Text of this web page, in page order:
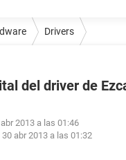
Drivers
del driver de
2013 a las 01:46
30 abr 2013 a las 01:32